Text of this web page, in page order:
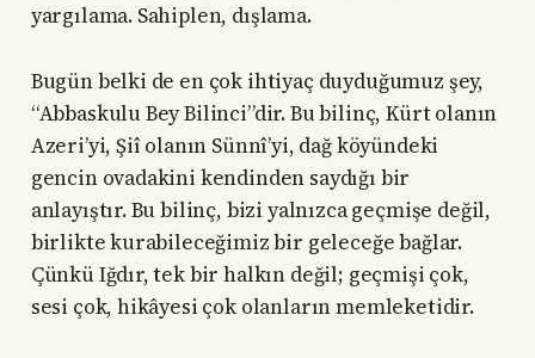
yargılama. Sahiplen, dışlama.
Bugün belki de en çok ihtiyaç duyduğumuz şey,
“Abbaskulu Bey Bilinci”dir. Bu bilinç, Kürt olanın
Azeri’yi, Şiî olanın Sünnî’yi, dağ köyündeki
gencin ovadakini kendinden saydığı bir
anlayıştır. Bu bilinç, bizi yalnızca geçmişe değil,
birlikte kurabileceğimiz bir geleceğe bağlar.
Çünkü Iğdır, tek bir halkın değil; geçmişi çok,
sesi çok, hikâyesi çok olanların memleketidir.